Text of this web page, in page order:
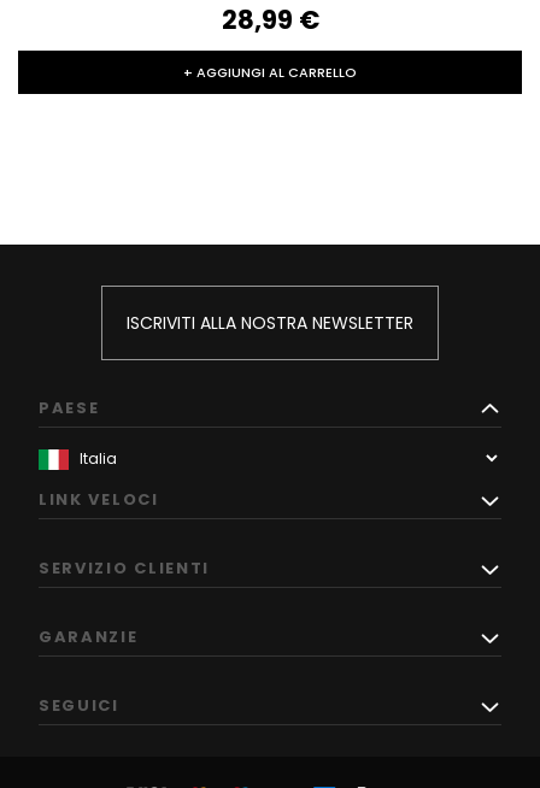
28,99‎ ‎€
+ AGGIUNGI AL CARRELLO
ISCRIVITI ALLA NOSTRA NEWSLETTER
PAESE
LINK VELOCI
SERVIZIO CLIENTI
GARANZIE
SEGUICI